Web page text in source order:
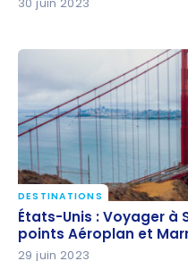
États-Unis : Voyager à
points Aéroplan et
DESTINATIONS
États-Unis : Voyager à
points Aéroplan et
29 juin 2023